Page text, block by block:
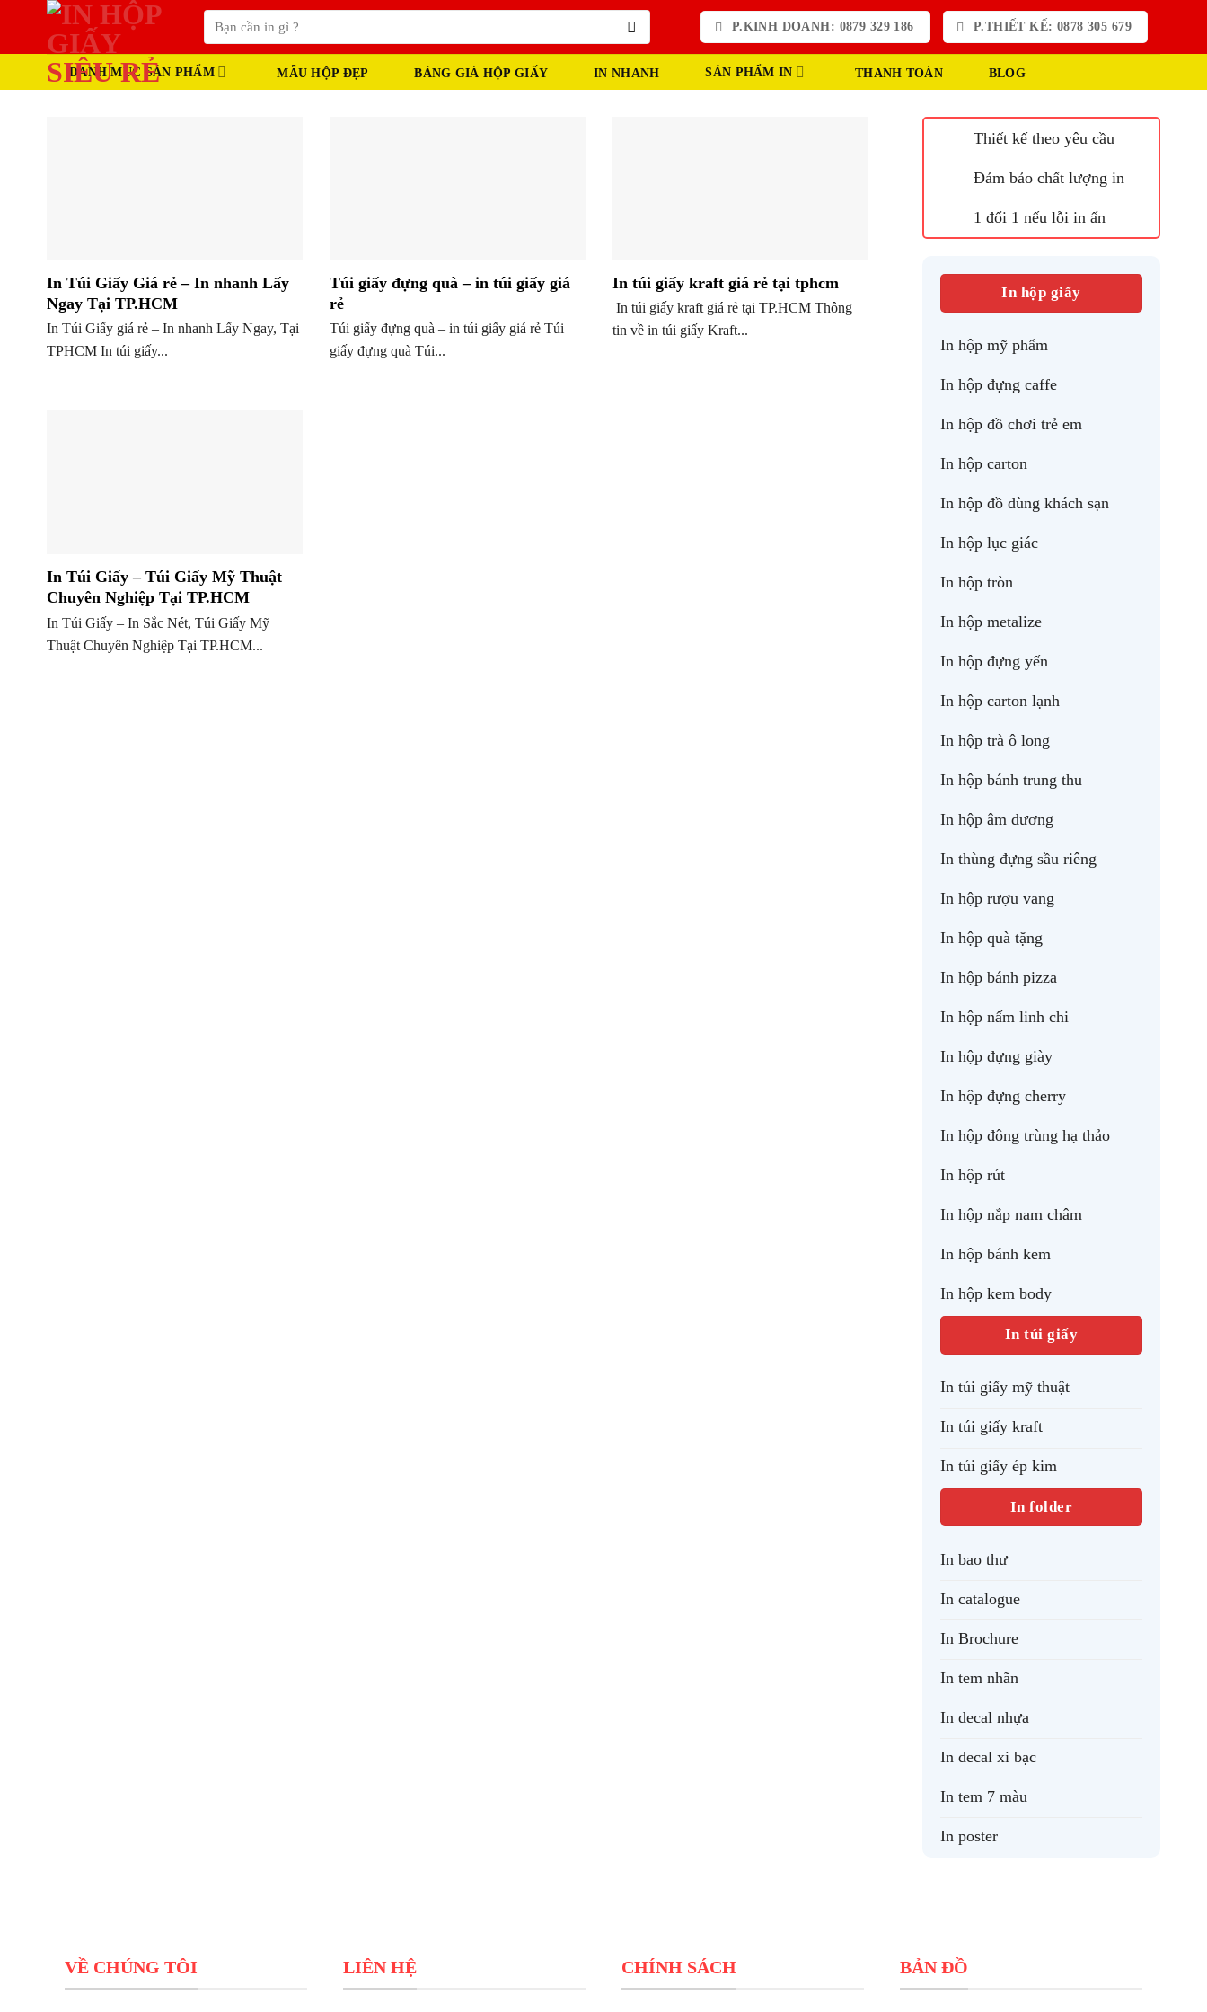
kiếm:
P.KINH DOANH: 0879 329 186 P.THIẾT KẾ: 0878 305 679
DANH MỤC SẢN PHẨM MẪU HỘP ĐẸP BẢNG GIÁ HỘP GIẤY IN NHANH SẢN PHẨM IN THANH TOÁN BLOG
In Túi Giấy Giá rẻ – In nhanh Lấy
Ngay Tại TP.HCM
In Túi Giấy giá rẻ – In nhanh Lấy Ngay, Tại
TPHCM In túi giấy...
Túi giấy đựng quà – in túi giấy giá
rẻ
Túi giấy đựng quà – in túi giấy giá rẻ Túi
giấy đựng quà Túi...
In túi giấy kraft giá rẻ tại tphcm
In túi giấy kraft giá rẻ tại TP.HCM Thông
tin về in túi giấy Kraft...
In Túi Giấy – Túi Giấy Mỹ Thuật
Chuyên Nghiệp Tại TP.HCM
In Túi Giấy – In Sắc Nét, Túi Giấy Mỹ
Thuật Chuyên Nghiệp Tại TP.HCM...
Thiết kế theo yêu cầu
Đảm bảo chất lượng in
1 đổi 1 nếu lỗi in ấn
In hộp giấy
In hộp mỹ phẩm
In hộp đựng caffe
In hộp đồ chơi trẻ em
In hộp carton
In hộp đồ dùng khách sạn
In hộp lục giác
In hộp tròn
In hộp metalize
In hộp đựng yến
In hộp carton lạnh
In hộp trà ô long
In hộp bánh trung thu
In hộp âm dương
In thùng đựng sầu riêng
In hộp rượu vang
In hộp quà tặng
In hộp bánh pizza
In hộp nấm linh chi
In hộp đựng giày
In hộp đựng cherry
In hộp đông trùng hạ thảo
In hộp rút
In hộp nắp nam châm
In hộp bánh kem
In hộp kem body
In túi giấy
In túi giấy mỹ thuật
In túi giấy kraft
In túi giấy ép kim
In folder
In bao thư
In catalogue
In Brochure
In tem nhãn
In decal nhựa
In decal xi bạc
In tem 7 màu
In poster
VỀ CHÚNG TÔI LIÊN HỆ CHÍNH SÁCH BẢN ĐỒ